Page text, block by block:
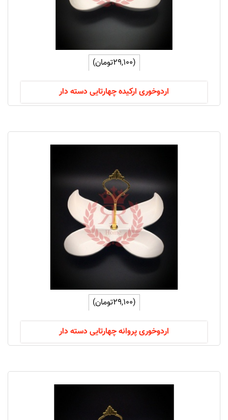
(29,100تومان)
اردوخوری ارکیده چهارتایی دسته دار
(29,100تومان)
اردوخوری پروانه چهارتایی دسته دار